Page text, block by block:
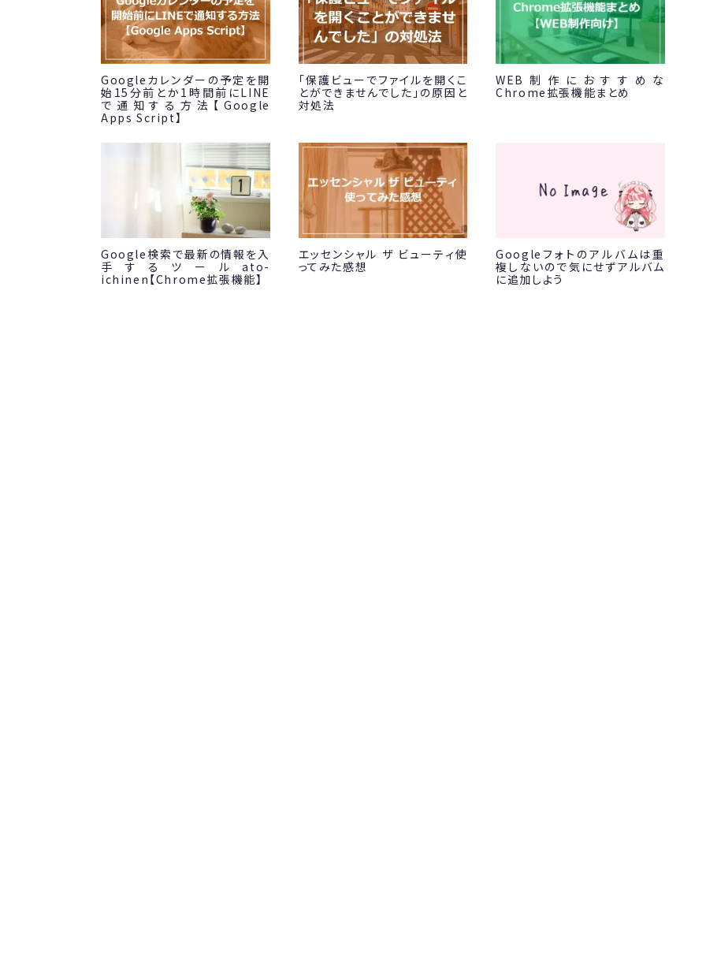
Googleカレンダーの予定を開
始15分前とか1時間前にLINE
で通知する方法【Google
Apps Script】
「保護ビューでファイルを開くこ
とができませんでした」の原因と
対処法
WEB制作におすすめな
Chrome拡張機能まとめ
Google検索で最新の情報を入
手するツールato-
ichinen【Chrome拡張機能】
エッセンシャル ザ ビューティ使
ってみた感想
Googleフォトのアルバムは重
複しないので気にせずアルバム
に追加しよう